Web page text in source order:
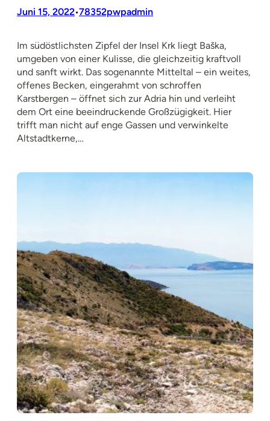
Juni 15, 2022•78352pwpadmin
Im südöstlichsten Zipfel der Insel Krk liegt Baška,
umgeben von einer Kulisse, die gleichzeitig kraftvoll
und sanft wirkt. Das sogenannte Mitteltal – ein weites,
offenes Becken, eingerahmt von schroffen
Karstbergen – öffnet sich zur Adria hin und verleiht
dem Ort eine beeindruckende Großzügigkeit. Hier
trifft man nicht auf enge Gassen und verwinkelte
Altstadtkerne,…